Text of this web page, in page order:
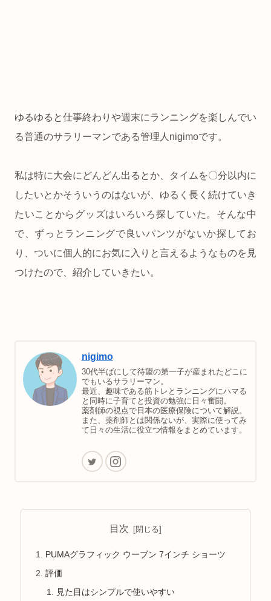
ゆるゆると仕事終わりや週末にランニングを楽しんでい
る普通のサラリーマンである管理人nigimoです。
私は特に大会にどんどん出るとか、タイムを〇分以内に
したいとかそういうのはないが、ゆるく長く続けていき
たいことからグッズはいろいろ探していた。そんな中
で、ずっとランニングで良いパンツがないか探してお
り、ついに個人的にお気に入りと言えるようなものを見
つけたので、紹介していきたい。
nigimo
30代半ばにして待望の第一子が産まれたどこに
でもいるサラリーマン。
最近、趣味である筋トレとランニングにハマる
と同時に子育てと投資の勉強に日々奮闘。
薬剤師の視点で日本の医療保険について解説。
また、薬剤師とは関係ないが、実際に使ってみ
て日々の生活に役立つ情報をまとめています。
目次
PUMAグラフィック ウーブン 7インチ ショーツ
評価
見た目はシンプルで使いやすい